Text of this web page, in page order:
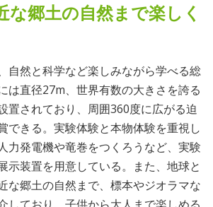
な郷土の自然まで楽しく
自然と科学など楽しみながら学べる総
は直径27m、世界有数の大きさを誇る
置されており、周囲360度に広がる迫
できる。実験体験と本物体験を重視し
力発電機や竜巻をつくろうなど、実験
示装置を用意している。また、地球と
な郷土の自然まで、標本やジオラマな